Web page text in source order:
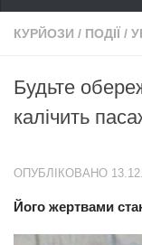
Україна
Дніпро
Львів
Харків
Донбас
КУРЙОЗИ / ПОДІЇ /
Будьте
калічить
ОПУБЛІКОВАНО
Його жертвами